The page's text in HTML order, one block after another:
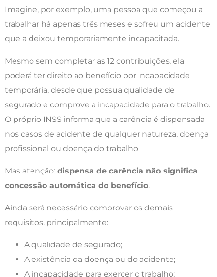
Imagine, por exemplo, uma pessoa que começou a
trabalhar há apenas três meses e sofreu um acidente
que a deixou temporariamente incapacitada.
Mesmo sem completar as 12 contribuições, ela
poderá ter direito ao benefício por incapacidade
temporária, desde que possua qualidade de
segurado e comprove a incapacidade para o trabalho.
O próprio INSS informa que a carência é dispensada
nos casos de acidente de qualquer natureza, doença
profissional ou doença do trabalho.
Mas atenção: dispensa de carência não significa
concessão automática do benefício.
Ainda será necessário comprovar os demais
requisitos, principalmente:
A qualidade de segurado;
A existência da doença ou do acidente;
A incapacidade para exercer o trabalho;